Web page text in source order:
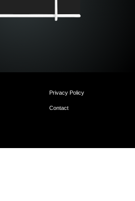
Privacy Policy
Contact